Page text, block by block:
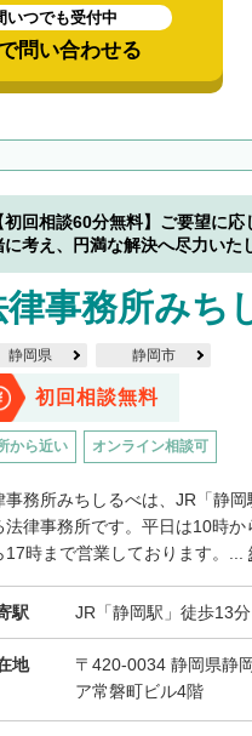
いつでも受付中
問い合わせる
初回相談60分無料】ご要望に
に考え、円満な解決へ尽力いた
律事務所みち
静岡県 静岡市
初回相談無料
から近い オンライン相談可
事務所みちしるべは、JR「静
法律事務所です。平日は10時
17時まで営業しております。...
駅 JR「静岡駅」徒歩13分
地
〒420-0034 静岡県静
ア常磐町ビル4階